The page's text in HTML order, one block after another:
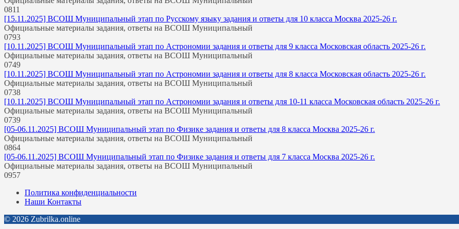
0811
[15.11.2025] ВСОШ Муниципальный этап по Русскому языку задания и ответы для 10 класса Москва 2025-26 г.
Официальные материалы задания, ответы на ВСОШ Муниципальный
0793
[10.11.2025] ВСОШ Муниципальный этап по Астрономии задания и ответы для 9 класса Московская область 2025-26 г.
Официальные материалы задания, ответы на ВСОШ Муниципальный
0749
[10.11.2025] ВСОШ Муниципальный этап по Астрономии задания и ответы для 8 класса Московская область 2025-26 г.
Официальные материалы задания, ответы на ВСОШ Муниципальный
0738
[10.11.2025] ВСОШ Муниципальный этап по Астрономии задания и ответы для 10-11 класса Московская область 2025-26 г.
Официальные материалы задания, ответы на ВСОШ Муниципальный
0739
[05-06.11.2025] ВСОШ Муниципальный этап по Физике задания и ответы для 8 класса Москва 2025-26 г.
Официальные материалы задания, ответы на ВСОШ Муниципальный
0864
[05-06.11.2025] ВСОШ Муниципальный этап по Физике задания и ответы для 7 класса Москва 2025-26 г.
Официальные материалы задания, ответы на ВСОШ Муниципальный
0957
Политика конфиденциальности
Наши Контакты
© 2026 Zubrilka.online